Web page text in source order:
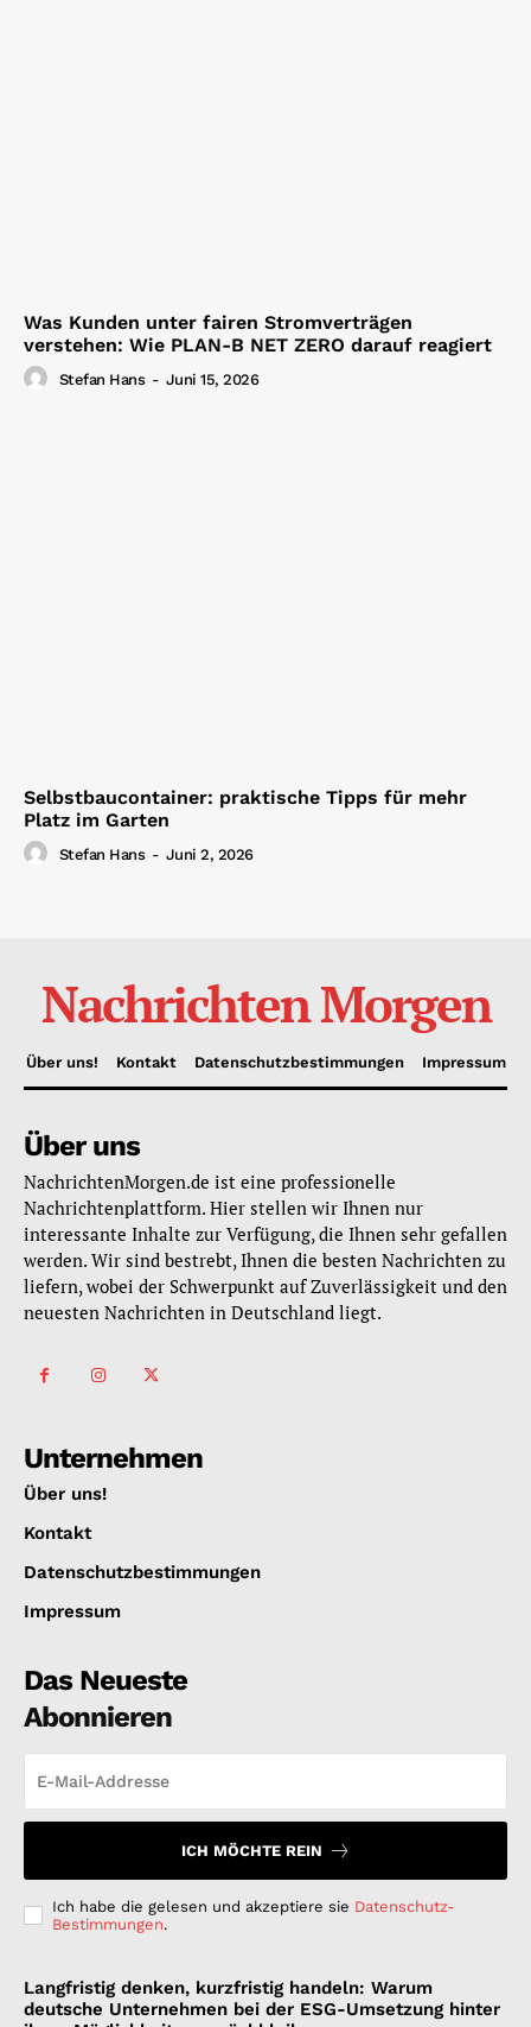
Was Kunden unter fairen Stromverträgen
verstehen: Wie PLAN-B NET ZERO darauf reagiert
Stefan Hans - Juni 15, 2026
Selbstbaucontainer: praktische Tipps für mehr
Platz im Garten
Stefan Hans - Juni 2, 2026
Nachrichten Morgen
Über uns! Kontakt Datenschutzbestimmungen Impressum
Über uns
NachrichtenMorgen.de ist eine professionelle
Nachrichtenplattform. Hier stellen wir Ihnen nur
interessante Inhalte zur Verfügung, die Ihnen sehr gefallen
werden. Wir sind bestrebt, Ihnen die besten Nachrichten zu
liefern, wobei der Schwerpunkt auf Zuverlässigkeit und den
neuesten Nachrichten in Deutschland liegt.
Unternehmen
Über uns!
Kontakt
Datenschutzbestimmungen
Impressum
Das Neueste
Abonnieren
ICH MÖCHTE REIN
Ich habe die gelesen und akzeptiere sie Datenschutz-
Bestimmungen.
Langfristig denken, kurzfristig handeln: Warum
deutsche Unternehmen bei der ESG-Umsetzung hinter